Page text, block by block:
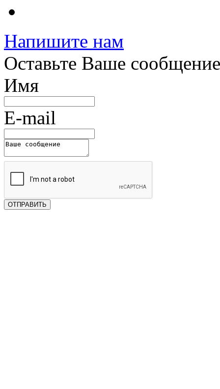
Напишите нам
Оставьте Ваше сообщение
Имя
E-mail